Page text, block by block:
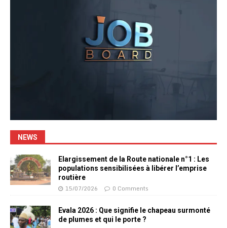
NEWS
Elargissement de la Route nationale n°1 : Les
populations sensibilisées à libérer l’emprise
routière
15/07/2026 0 Comments
Evala 2026 : Que signifie le chapeau surmonté
de plumes et qui le porte ?